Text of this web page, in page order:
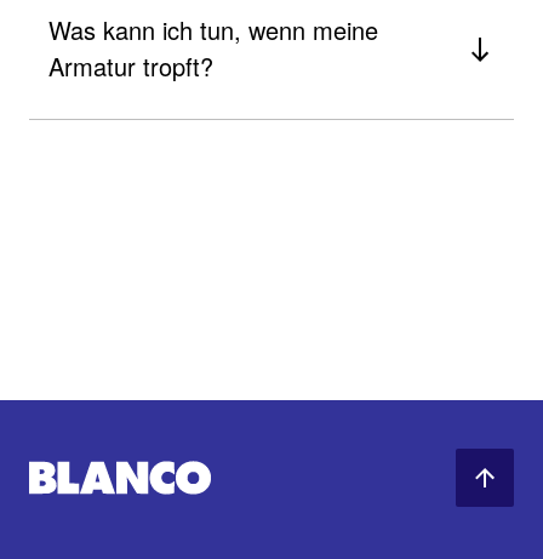
Was kann ich tun, wenn meine
Armatur tropft?